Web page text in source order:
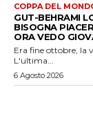
COPPA DEL
GUT-BEHRAMI
BISOGNA
ORA VEDO
Era fine ottobre, la
L'ultima...
6 Agosto 2026